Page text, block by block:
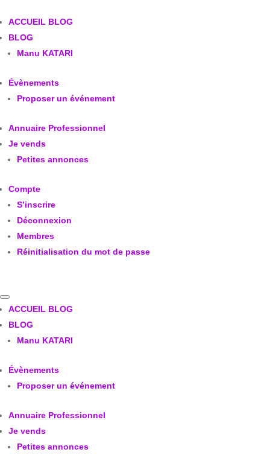
ACCUEIL BLOG
BLOG
Manu KATARI
Évènements
Proposer un événement
Annuaire Professionnel
Je vends
Petites annonces
Compte
S’inscrire
Déconnexion
Membres
Réinitialisation du mot de passe
ACCUEIL BLOG
BLOG
Manu KATARI
Évènements
Proposer un événement
Annuaire Professionnel
Je vends
Petites annonces